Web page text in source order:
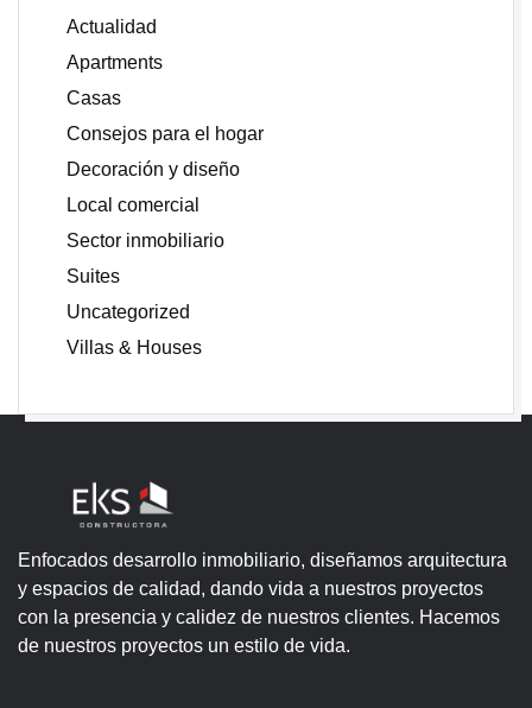
Actualidad
Apartments
Casas
Consejos para el hogar
Decoración y diseño
Local comercial
Sector inmobiliario
Suites
Uncategorized
Villas & Houses
Enfocados desarrollo inmobiliario, diseñamos arquitectura
y espacios de calidad, dando vida a nuestros proyectos
con la presencia y calidez de nuestros clientes. Hacemos
de nuestros proyectos un estilo de vida.